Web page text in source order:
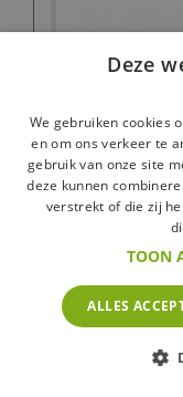
Herbruikbare
Zien
Deze
We gebruiken cookies
en om ons verkeer te
gebruik van onze site
deze kunnen
verstrekt of die zij
TOON
ALLES